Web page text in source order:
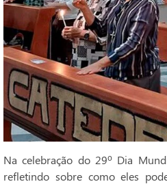
Na celebração do 29º Dia
refletindo sobre como eles